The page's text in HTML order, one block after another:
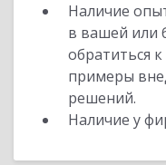
Наличие
в вашей или
обратиться
примеры
решений.
Наличие у